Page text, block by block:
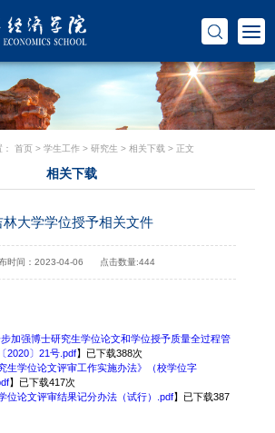
首页> 学生工作> 研究生 > 相关下载 > 正文
相关下载
林大学学位授予相关文件
时间：2023-04-06 点击数量:444
加强博士研究生学位论文和学位授予质量全过程管
2020〕21号.pdf】已下载388次
生学位论文评审工作实施办法》（校学位字
】已下载417次
位论文评审结果记分办法（试行）.pdf】已下载387